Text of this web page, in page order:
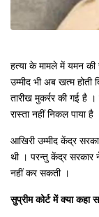
हत्या के मामले में यमन की
उम्मीद भी अब खत्म होती
तारीख मुकर्रर की गई है
रास्ता नहीं निकल पाया है
आखिरी उम्मीद केंद्र
थी । परन्तु केंद्र सरकार
नहीं कर सकती ।
सुप्रीम कोर्ट में क्या कहा